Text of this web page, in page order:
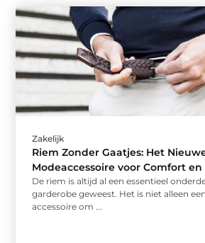
Zakelijk
Riem Zonder Gaatjes: Het
Modeaccessoire voor Comfort en
De riem is altijd al een essentieel
garderobe geweest. Het is niet alleen
accessoire om ...